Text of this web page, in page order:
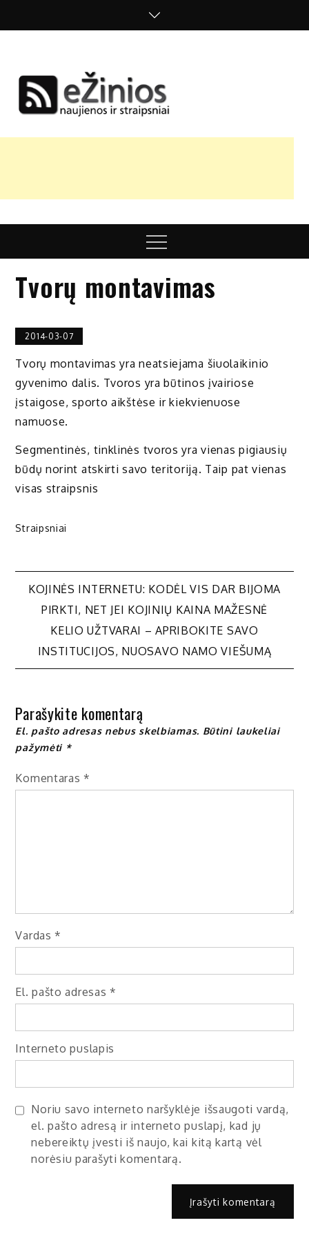
nuomonės
Menu
Tvorų montavimas
2014-03-07
Tvorų montavimas yra neatsiejama šiuolaikinio
gyvenimo dalis. Tvoros yra būtinos įvairiose
įstaigose, sporto aikštėse ir kiekvienuose
namuose.
Segmentinės, tinklinės tvoros yra vienas pigiausių
būdų norint atskirti savo teritoriją. Taip pat vienas
visas straipsnis
Straipsniai
Navigacija
tarp
įrašų
KOJINĖS INTERNETU: KODĖL VIS DAR BIJOMA
PIRKTI, NET JEI KOJINIŲ KAINA MAŽESNĖ
KELIO UŽTVARAI – APRIBOKITE SAVO
INSTITUCIJOS, NUOSAVO NAMO VIEŠUMĄ
Parašykite komentarą
El. pašto adresas nebus skelbiamas. Būtini laukeliai
pažymėti *
Komentaras *
Vardas *
El. pašto adresas *
Interneto puslapis
Noriu savo interneto naršyklėje išsaugoti vardą,
el. pašto adresą ir interneto puslapį, kad jų
nebereiktų įvesti iš naujo, kai kitą kartą vėl
norėsiu parašyti komentarą.